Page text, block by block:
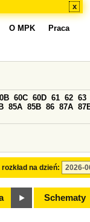
x
O MPK Praca
na dzień:
60C 60D 61 62 63
85A 85B 86 87A
Schematy